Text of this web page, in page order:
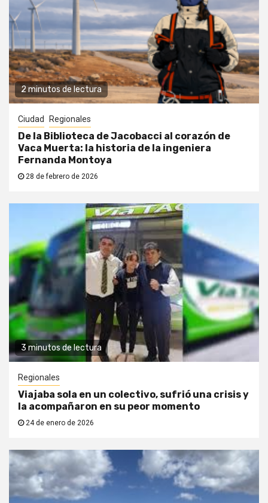
2 minutos de lectura
Ciudad Regionales
De la Biblioteca de Jacobacci al corazón de
Vaca Muerta: la historia de la ingeniera
Fernanda Montoya
28 de febrero de 2026
3 minutos de lectura
Regionales
Viajaba sola en un colectivo, sufrió una crisis y
la acompañaron en su peor momento
24 de enero de 2026